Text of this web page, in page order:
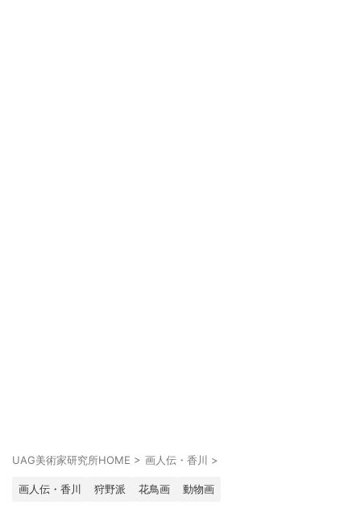
UAG美術家研究所HOME > 画人伝・香川 >
画人伝・香川 狩野派 花鳥画 動物画